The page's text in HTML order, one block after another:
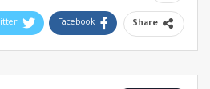
Share
Facebook